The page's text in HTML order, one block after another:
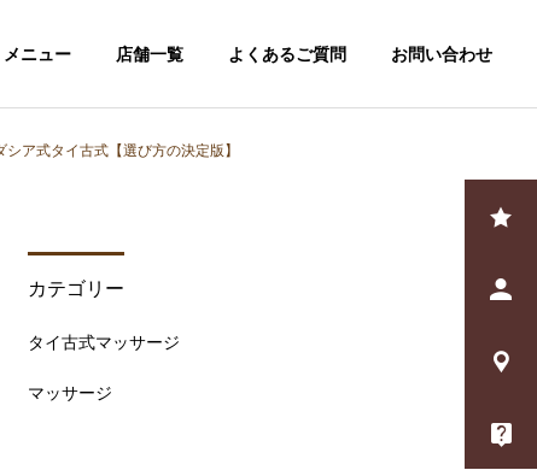
ニュー 店舗一覧 よくあるご質問 お問い合わせ
ア式タイ古式【選び方の決定版】
カテゴリー
タイ古式マッサージ
マッサージ